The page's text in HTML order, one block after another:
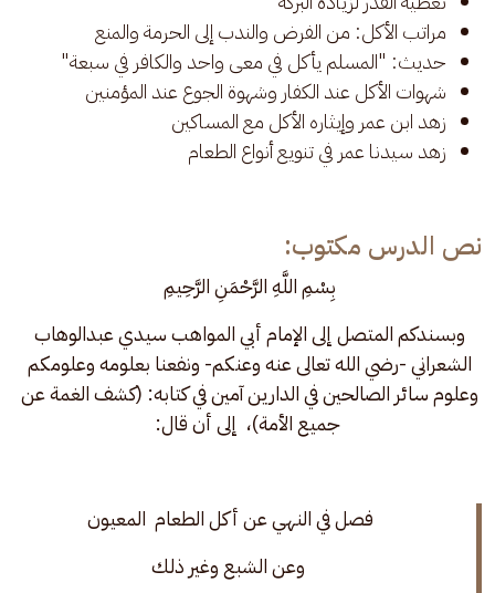
مراتب الأكل: من الفرض والندب إلى الحرمة والمنع
حديث: "المسلم يأكل في معى واحد والكافر في سبعة"
شهوات الأكل عند الكفار وشهوة الجوع عند المؤمنين
زهد ابن عمر وإيثاره الأكل مع المساكين
زهد سيدنا عمر في تنويع أنواع الطعام
نص الدرس مكتوب:
بِسْمِ اللَّهِ الرَّحْمَنِ الرَّحِيمِ
وبسندكم المتصل إلى الإمام أبي المواهب سيدي عبدالوهاب
الشعراني -رضي الله تعالى عنه وعنكم- ونفعنا بعلومه وعلومكم
وعلوم سائر الصالحين في الدارين آمين في كتابه: (كشف الغمة عن
جميع الأمة)،  إلى أن قال:
فصل في النهي عن أكل الطعام  المعيون
وعن الشبع وغير ذلك